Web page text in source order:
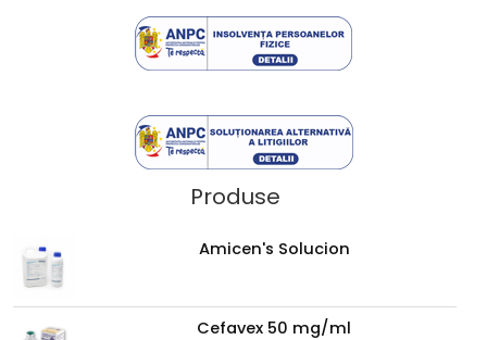
Produse
Amicen's Solucion
Cefavex 50 mg/ml